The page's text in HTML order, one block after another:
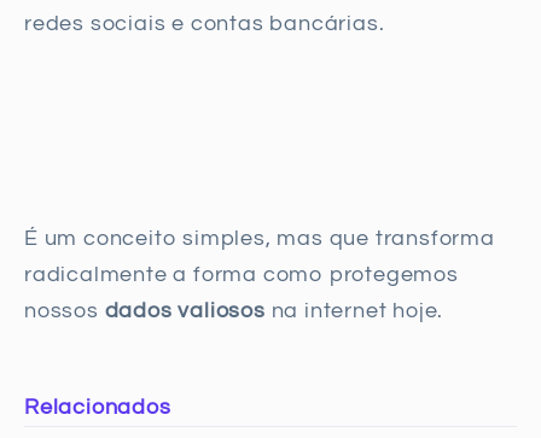
redes sociais e contas bancárias.
É um conceito simples, mas que transforma
radicalmente a forma como protegemos
nossos dados valiosos na internet hoje.
Relacionados